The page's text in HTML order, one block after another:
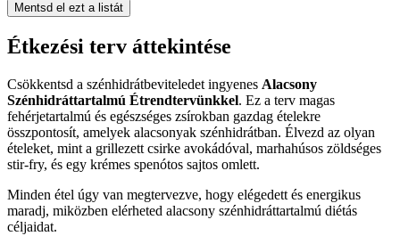
Mentsd el ezt a listát
Étkezési terv áttekintése
Csökkentsd a szénhidrátbeviteledet ingyenes Alacsony
Szénhidráttartalmú Étrendtervünkkel. Ez a terv magas
fehérjetartalmú és egészséges zsírokban gazdag ételekre
összpontosít, amelyek alacsonyak szénhidrátban. Élvezd az olyan
ételeket, mint a grillezett csirke avokádóval, marhahúsos zöldséges
stir-fry, és egy krémes spenótos sajtos omlett.
Minden étel úgy van megtervezve, hogy elégedett és energikus
maradj, miközben elérheted alacsony szénhidráttartalmú diétás
céljaidat.